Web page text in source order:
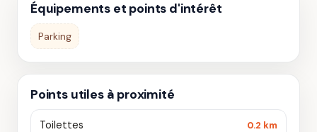
Équipements et points d'intérêt
Parking
Points utiles à proximité
Toilettes 0.2 km